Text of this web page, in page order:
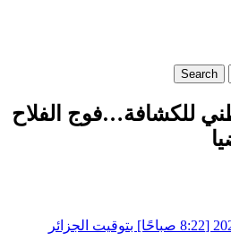
Search
للكشافة…فوج الفلاح